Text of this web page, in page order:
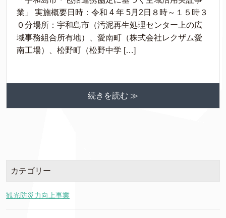
業」 実施概要日時：令和 4 年 5月2日８時～１５時３
０分場所：宇和島市（汚泥再生処理センター上の広
域事務組合所有地）、愛南町（株式会社レクザム愛
南工場）、松野町（松野中学 […]
続きを読む ≫
カテゴリー
観光防災力向上事業